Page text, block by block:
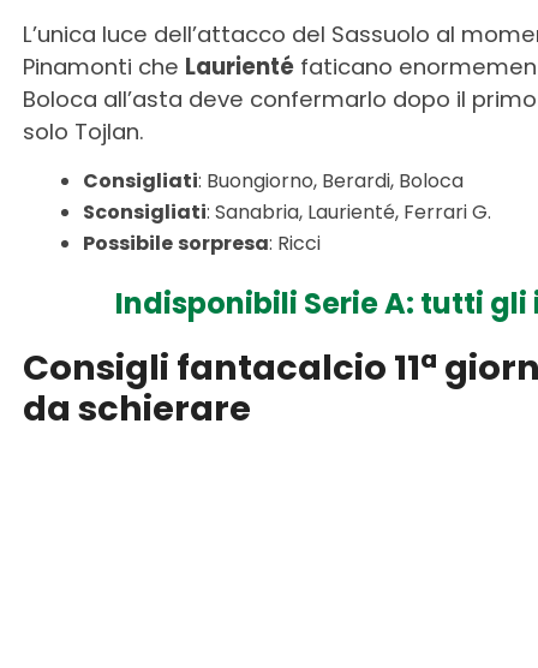
L’unica luce dell’attacco del Sassuolo al
Pinamonti che Laurientéfaticano
Boloca all’asta deve confermarlo dopo il
solo Tojlan.
Consigliati: Buongiorno, Berardi, Boloca
Sconsigliati: Sanabria, Laurienté, Ferrari G.
Possibile sorpresa: Ricci
Indisponibili Serie A: tutti
Consigli fantacalcio 11ª
da schierare